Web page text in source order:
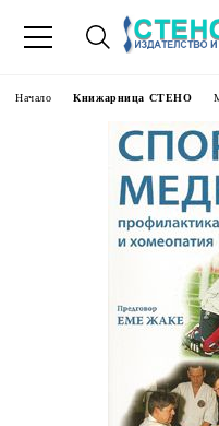
Начало Книжарница СТЕНО